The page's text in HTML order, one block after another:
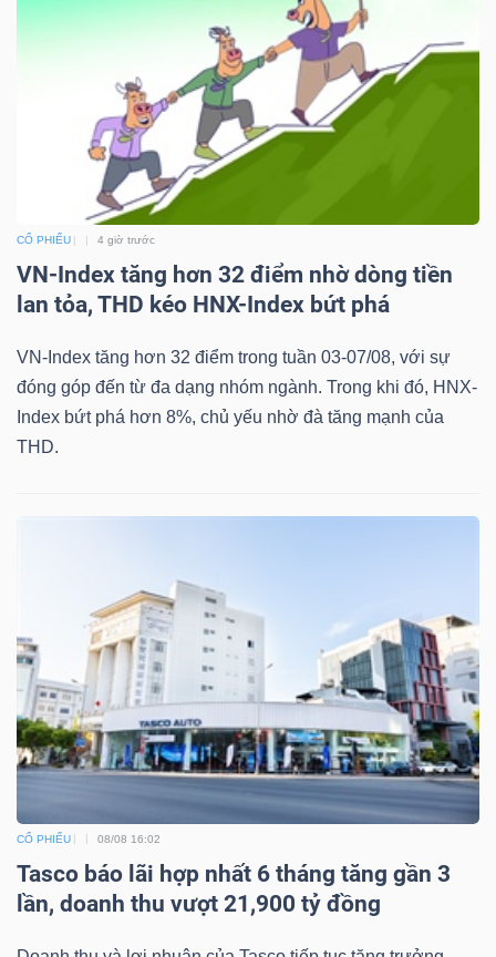
CỔ PHIẾU 4 giờ trước
VN-Index tăng hơn 32 điểm nhờ dòng tiền
lan tỏa, THD kéo HNX-Index bứt phá
VN-Index tăng hơn 32 điểm trong tuần 03-07/08, với sự
đóng góp đến từ đa dạng nhóm ngành. Trong khi đó, HNX-
Index bứt phá hơn 8%, chủ yếu nhờ đà tăng mạnh của
THD.
CỔ PHIẾU 08/08 16:02
Tasco báo lãi hợp nhất 6 tháng tăng gần 3
lần, doanh thu vượt 21,900 tỷ đồng
thông
tài
chính
chính